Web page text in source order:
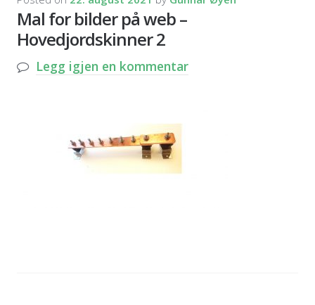
Mal for bilder på web –
Hovedjordskinner 2
Legg igjen en kommentar